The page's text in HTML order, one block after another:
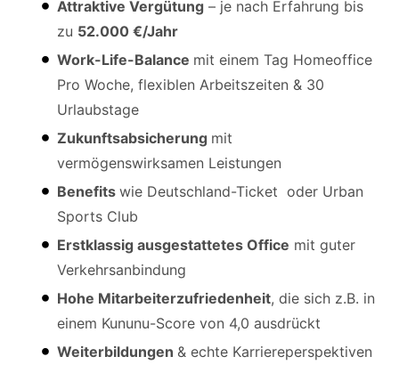
Attraktive Vergütung – je nach Erfahrung bis
zu 52.000 €/Jahr
Work-Life-Balance mit einem Tag Homeoffice
Pro Woche, flexiblen Arbeitszeiten & 30
Urlaubstage
Zukunftsabsicherung mit
vermögenswirksamen Leistungen
Benefits wie Deutschland-Ticket oder Urban
Sports Club
Erstklassig ausgestattetes Office mit guter
Verkehrsanbindung
Hohe Mitarbeiterzufriedenheit, die sich z.B. in
einem Kununu-Score von 4,0 ausdrückt
Weiterbildungen & echte Karriereperspektiven